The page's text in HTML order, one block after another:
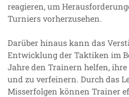
reagieren, um
Turniers vorherzusehen.
Darüber hinaus kann das
Entwicklung der Taktiken im
Jahre den Trainern helfen,
und zu verfeinern. Durch das
Misserfolgen können Trainer